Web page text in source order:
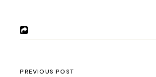
PREVIOUS POST